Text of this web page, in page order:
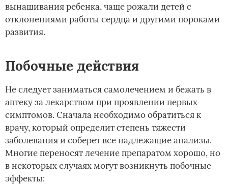
вынашивания ребенка, чаще рожали детей с
отклонениями работы сердца и другими пороками
развития.
Побочные действия
Не следует заниматься самолечением и бежать в
аптеку за лекарством при проявлении первых
симптомов. Сначала необходимо обратиться к
врачу, который определит степень тяжести
заболевания и соберет все надлежащие анализы.
Многие переносят лечение препаратом хорошо, но
в некоторых случаях могут возникнуть побочные
эффекты: